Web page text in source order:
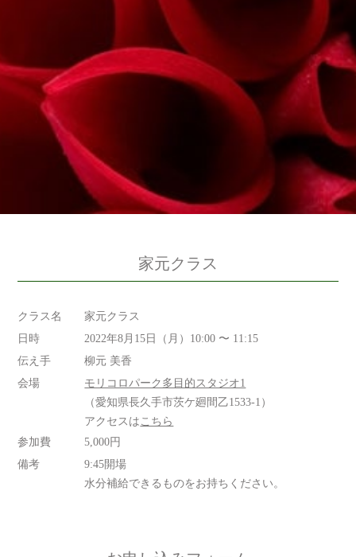
家元クラス
クラス名
家元クラス
日時
2022年8月15日（月）10:00 〜 11:15
伝え手
柳元 美香
会場
モリコロパーク多目的スタジオ1
（愛知県長久手市茨ケ廻間乙1533-1）
アクセスは こちら
参加費
5,000円
備考
9:45開場
水分補給できるものをお持ちください。